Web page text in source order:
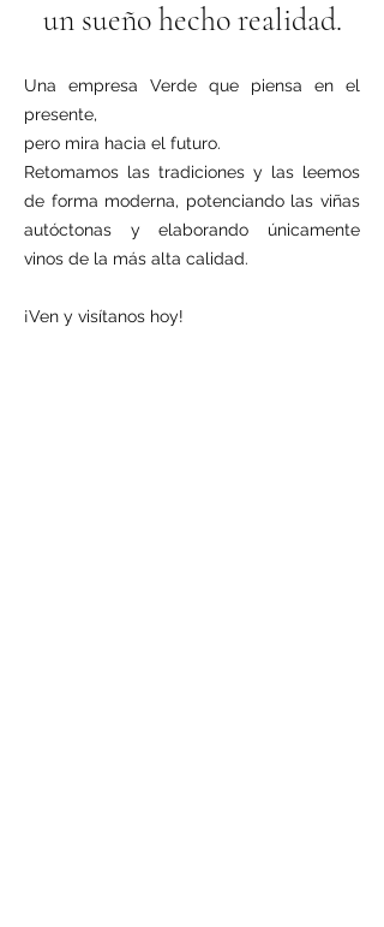
un sueño hecho realidad.
Una empresa Verde que piensa en el
presente,
pero mira hacia el futuro.
Retomamos las tradiciones y las leemos
de forma moderna, potenciando las viñas
autóctonas y elaborando únicamente
vinos de la más alta calidad.
¡Ven y visítanos hoy!